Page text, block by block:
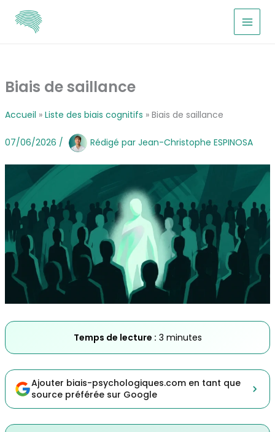
contenu
Biais de saillance
Accueil Liste des biais cognitifs Biais de saillance
07/06/2026 / Rédigé par Jean-Christophe ESPINOSA
Temps de lecture : 3 minutes
Ajouter biais-psychologiques.com en tant que
source préférée sur Google